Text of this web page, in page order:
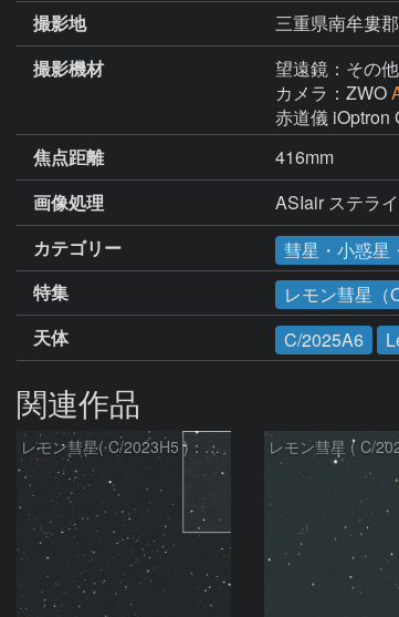
撮影地
三重県南牟婁
撮影機材
望遠鏡：その他
カメラ：ZWO
赤道儀 iOptron
焦点距離
416mm
画像処理
ASIair ステラ
カテゴリー
彗星・小惑星
特集
レモン彗星（
天体
C/2025A6
関連作品
レモン彗星( C/2023H5 )：2026/05/20